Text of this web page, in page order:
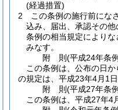
(経過措置)
2
この条例の施行前にな
込み、届出、承認その
条例の相当規定により
みなす。
附 則(平成24年条
この条例は、公布の日
の規定は、平成23年4月1日
附 則(平成27年条
この条例は、平成27年4